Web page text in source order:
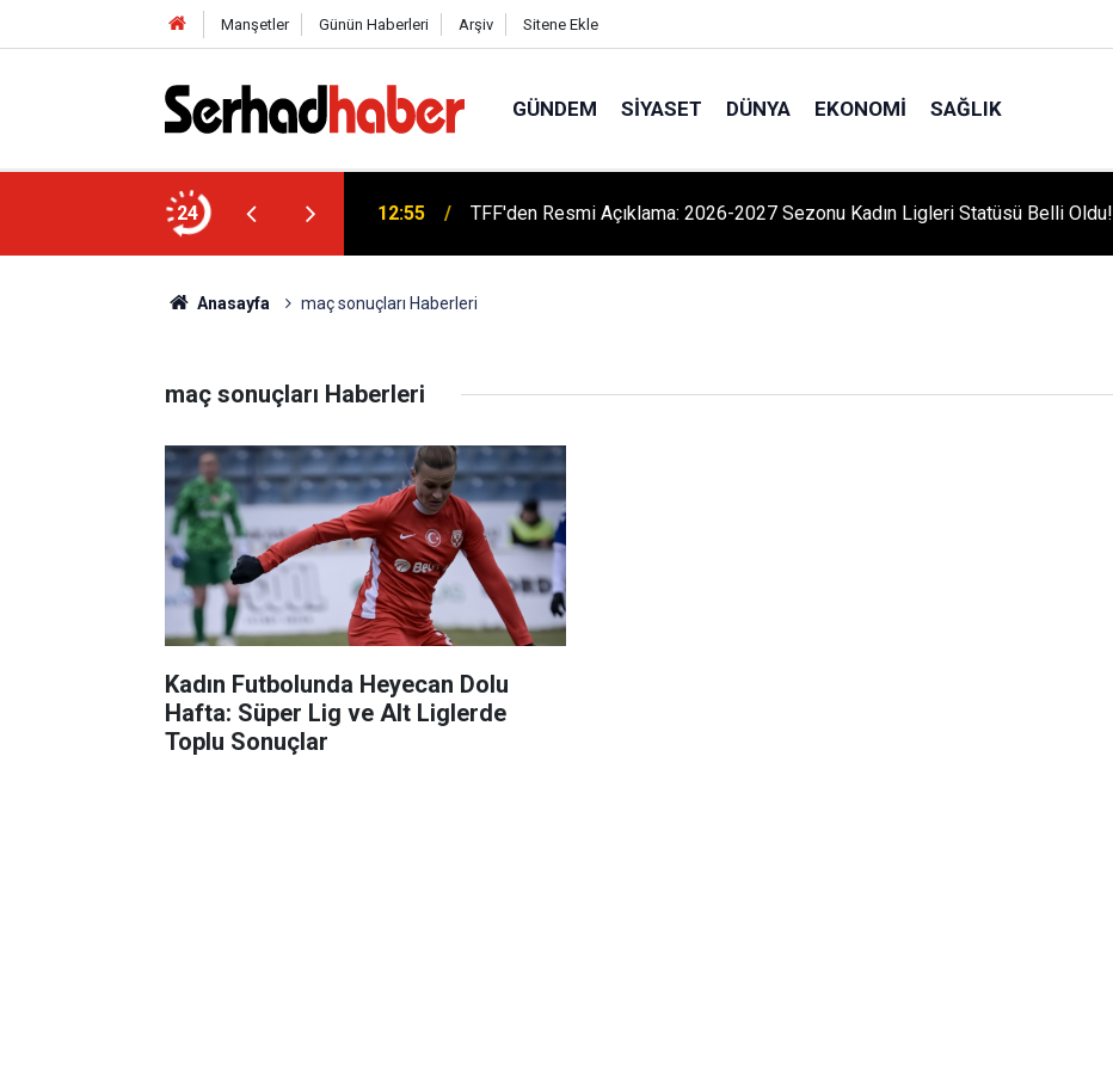
Manşetler Günün Haberleri Arşiv Sitene Ekle
GÜNDEM SIYASET DÜNYA EKONOMI SAĞLIK
24
Aslan Genel Başkan Yardımcısı Oldu 12:55 TFF'den Resmi Açıklama: 2026-2027 Sezonu Kadın Ligleri Statüsü Belli Oldu!
Anasayfa maç sonuçları Haberleri
maç sonuçları Haberleri
Kadın Futbolunda Heyecan Dolu
Hafta: Süper Lig ve Alt Liglerde
Toplu Sonuçlar